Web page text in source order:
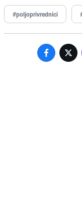
#poljoprivrednici